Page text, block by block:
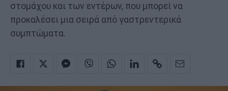
στομάχου και των εντέρων, που μπορεί να
προκαλέσει μια σειρά από γαστρεντερικά
συμπτώματα.